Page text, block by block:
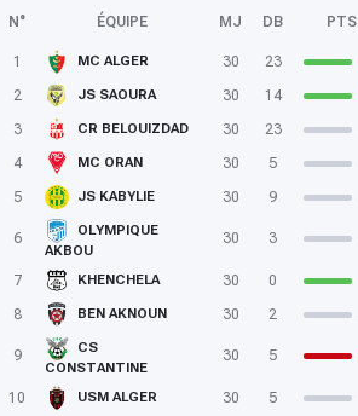
N° ÉQUIPE MJ DB PTS
1 MC ALGER 30 23
2
JS SAOURA 30 14
3
CR BELOUIZDAD 30 23
4
MC ORAN 30 5
5
JS KABYLIE 30 9
6
OLYMPIQUE
AKBOU
30 3
7 KHENCHELA 30 0
8
BEN AKNOUN 30 2
9
CS
CONSTANTINE
30 5
10 USM ALGER 30 5